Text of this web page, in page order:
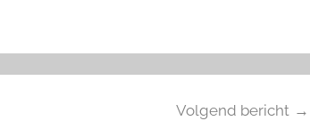
Volgend bericht